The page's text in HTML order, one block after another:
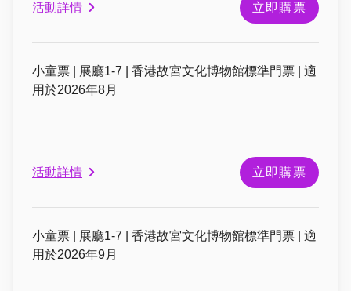
活動詳情 立即購票
小童票 | 展廳1-7 | 香港故宮文化博物館標準門票 | 適
用於2026年8月
活動詳情 立即購票
小童票 | 展廳1-7 | 香港故宮文化博物館標準門票 | 適
用於2026年9月